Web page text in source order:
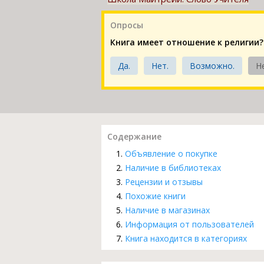
Опросы
Книга имеет отношение к религии?
Да. Нет. Возможно.
Содержание
Объявление о покупке
Наличие в библиотеках
Рецензии и отзывы
Похожие книги
Наличие в магазинах
Информация от пользователей
Книга находится в категориях